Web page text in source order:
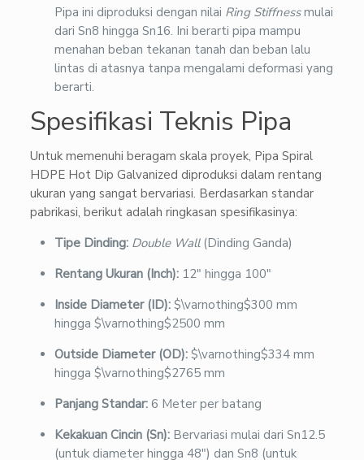
Pipa ini diproduksi dengan nilai Ring Stiffnessmulai
dari Sn8 hingga Sn16. Ini berarti pipa mampu
menahan beban tekanan tanah dan beban lalu
lintas di atasnya tanpa mengalami deformasi yang
berarti.
Spesifikasi Teknis Pipa
Untuk memenuhi beragam skala proyek, Pipa Spiral
HDPE Hot Dip Galvanized diproduksi dalam rentang
ukuran yang sangat bervariasi. Berdasarkan standar
pabrikasi, berikut adalah ringkasan spesifikasinya:
Tipe Dinding: Double Wall(Dinding Ganda)
Rentang Ukuran (Inch): 12″ hingga 100″
Inside Diameter (ID): $\varnothing$300 mm
hingga$\varnothing$2500 mm
Outside Diameter (OD): $\varnothing$334 mm
hingga$\varnothing$2765 mm
Panjang Standar: 6 Meter per batang
Kekakuan Cincin (Sn): Bervariasi mulai dari Sn12.5
(untuk diameter hingga 48″) dan Sn8 (untuk